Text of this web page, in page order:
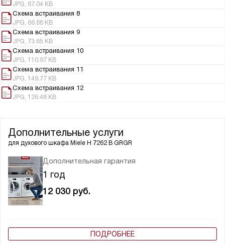
JPG, 67.04 KB
Схема встраивания 8
JPG, 66.68 KB
Схема встраивания 9
JPG, 73.65 KB
Схема встраивания 10
JPG, 110.97 KB
Схема встраивания 11
JPG, 149.77 KB
Схема встраивания 12
JPG, 126.48 KB
Дополнительные услуги
для духового шкафа Miele H 7262 B GRGR
Дополнительная гарантия
1 год
12 030 руб.
ПОДРОБНЕЕ